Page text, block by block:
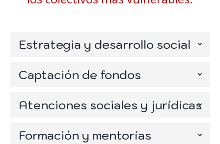
Estrategia y desarrollo social
Captación de fondos
Atenciones sociales y jurídicas
Formación y mentorías